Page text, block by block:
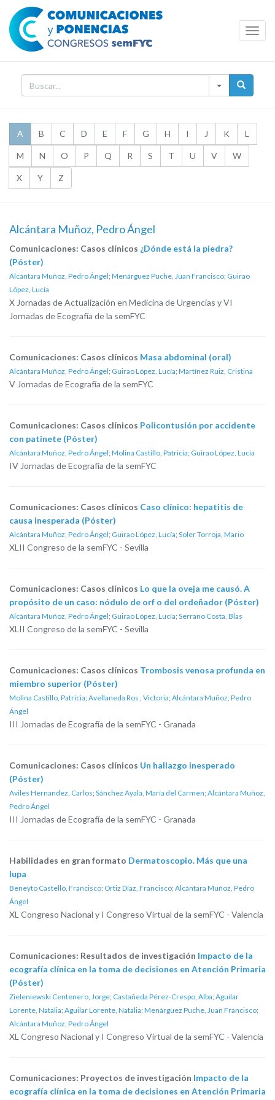
A B C D E F G H I J K L
M N O P Q R S T U V W
X Y Z
Alcántara Muñoz, Pedro Ángel
Comunicaciones: Casos clínicos ¿Dónde está la piedra?
(Póster)
Alcántara Muñoz, Pedro Ángel; Menárguez Puche, Juan Francisco; Guirao
López, Lucía
X Jornadas de Actualización en Medicina de Urgencias y VI
Jornadas de Ecografía de la semFYC
Comunicaciones: Casos clínicos Masa abdominal (oral)
Alcántara Muñoz, Pedro Ángel; Guirao López, Lucía; Martínez Ruiz, Cristina
V Jornadas de Ecografía de la semFYC
Comunicaciones: Casos clínicos Policontusión por accidente
con patinete (Póster)
Alcántara Muñoz, Pedro Ángel; Molina Castillo, Patricia; Guirao López, Lucía
IV Jornadas de Ecografía de la semFYC
Comunicaciones: Casos clínicos Caso clínico: hepatitis de
causa inesperada (Póster)
Alcántara Muñoz, Pedro Ángel; Guirao López, Lucía; Soler Torroja, Mario
XLII Congreso de la semFYC - Sevilla
Comunicaciones: Casos clínicos Lo que la oveja me causó. A
propósito de un caso: nódulo de orf o del ordeñador (Póster)
Alcántara Muñoz, Pedro Ángel; Guirao López, Lucía; Serrano Costa, Blas
XLII Congreso de la semFYC - Sevilla
Comunicaciones: Casos clínicos Trombosis venosa profunda en
miembro superior (Póster)
Molina Castillo, Patricia; Avellaneda Ros , Victoria; Alcántara Muñoz, Pedro
Ángel
III Jornadas de Ecografía de la semFYC - Granada
Comunicaciones: Casos clínicos Un hallazgo inesperado
(Póster)
Aviles Hernandez, Carlos; Sánchez Ayala, María del Carmen; Alcántara Muñoz,
Pedro Ángel
III Jornadas de Ecografía de la semFYC - Granada
Habilidades en gran formato Dermatoscopio. Más que una
lupa
Beneyto Castelló, Francisco; Ortiz Díaz, Francisco; Alcántara Muñoz, Pedro
Ángel
XL Congreso Nacional y I Congreso Virtual de la semFYC - Valencia
Comunicaciones: Resultados de investigación Impacto de la
ecografía clínica en la toma de decisiones en Atención Primaria
(Póster)
Zieleniewski Centenero, Jorge; Castañeda Pérez-Crespo, Alba; Aguilar
Lorente, Natalia; Aguilar Lorente, Natalia; Menárguez Puche, Juan Francisco;
Alcántara Muñoz, Pedro Ángel
XL Congreso Nacional y I Congreso Virtual de la semFYC - Valencia
Comunicaciones: Proyectos de investigación Impacto de la
ecografía clínica en la toma de decisiones en Atención Primaria